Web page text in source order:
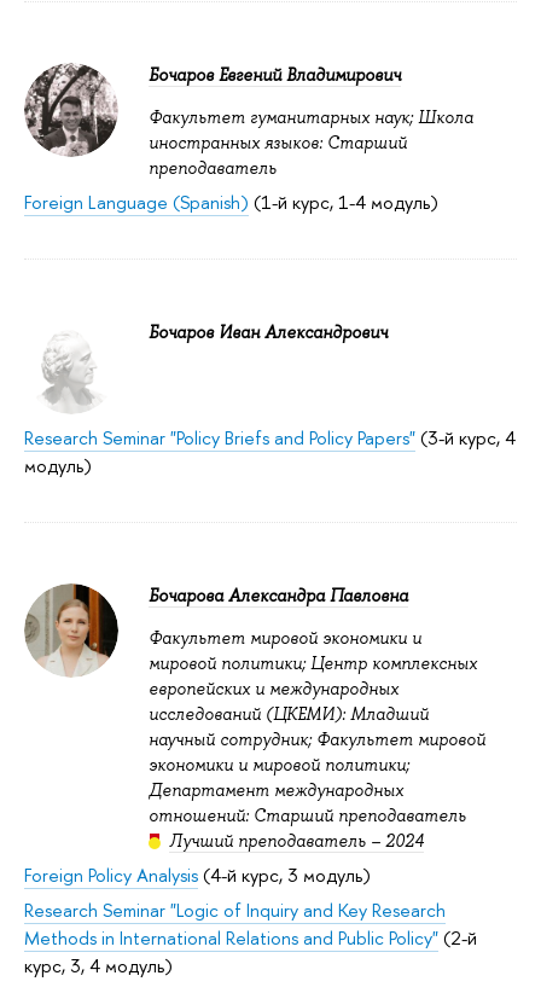
Бочаров Евгений Владимирович
Факультет гуманитарных наук; Школа
иностранных языков: Старший
преподаватель
Foreign Language (Spanish) (1-й курс, 1-4 модуль)
Бочаров Иван Александрович
Research Seminar "Policy Briefs and Policy Papers"(3-й курс, 4
модуль)
Бочарова Александра Павловна
Факультет мировой экономики и
мировой политики; Центр комплексных
европейских и международных
исследований (ЦКЕМИ): Младший
научный сотрудник; Факультет мировой
экономики и мировой политики;
Департамент международных
отношений: Старший преподаватель
Лучший преподаватель – 2024
Foreign Policy Analysis(4-й курс, 3 модуль)
Research Seminar "Logic of Inquiry and Key Research
Methods in International Relations and Public Policy"(2-й
курс, 3, 4 модуль)